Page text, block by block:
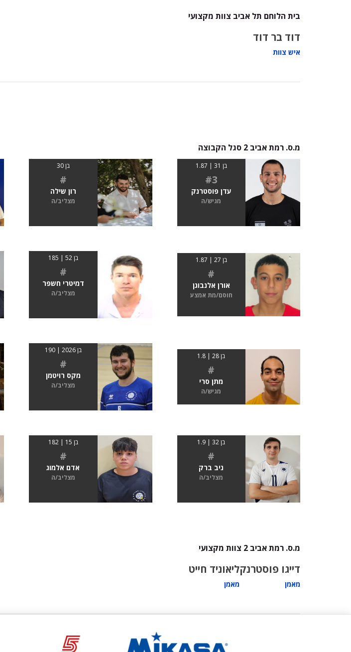
בית הלוחם תל אביב צוות מקצועי
דוד בר דוד
איש צוות
מ.ס. רמת אביב 2 סגל הקבוצה
בן 31 | 1.87
#3
עדן פוסטרנק
מגיש/ה
בן 30
#
רון שילה
מצליב/ה
בן 27 | 1.87
#
אורן אלנבוגן
חוסם/מת אמצע
בן 52 | 185
#
דמיטרי חשפר
מצליב/ה
בן 28 | 1.8
#
מתן סרי
מגיש/ה
בן 2026 | 190
#
מקס רויטמן
מצליב/ה
בן 32 | 1.9
#
ניב ברק
מצליב/ה
בן 15 | 182
#
אדם אלמוג
מצליב/ה
מ.ס. רמת אביב 2 צוות מקצועי
דייגו פוסטרנק
מאמן
ליאוניד חייט
מאמן